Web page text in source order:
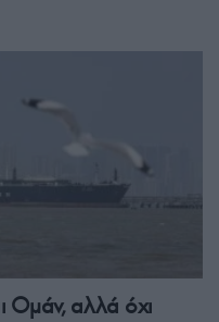
Ομάν, αλλά όχι